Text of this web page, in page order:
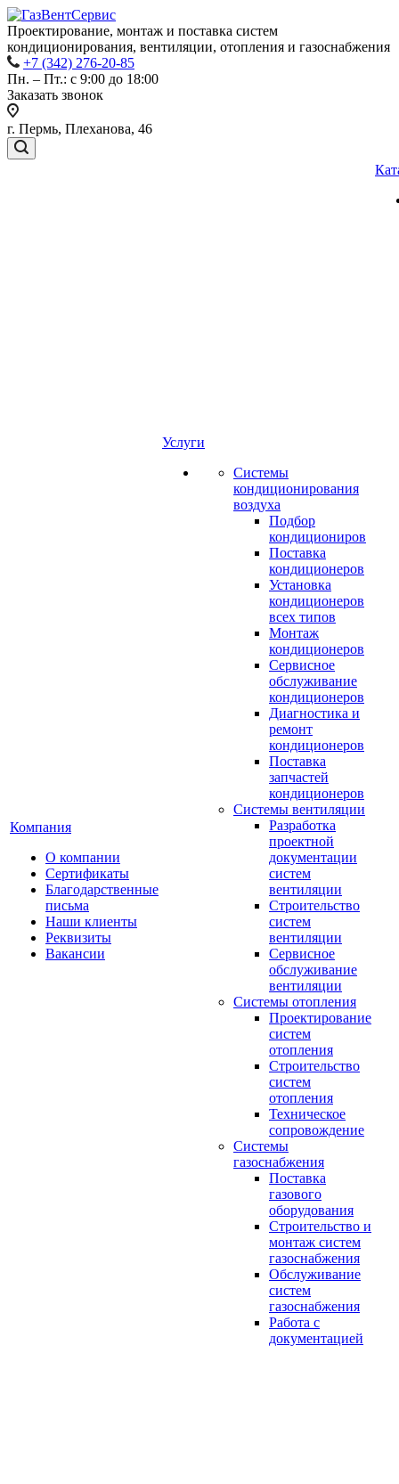
Проектирование, монтаж и поставка систем
кондиционирования, вентиляции, отопления и газоснабжения
+7 (342) 276-20-85
Пн. – Пт.: с 9:00 до 18:00
Заказать звонок
г. Пермь, Плеханова, 46
Компания
О компании
Сертификаты
Благодарственные
письма
Наши клиенты
Реквизиты
Вакансии
Услуги
Системы
кондиционирования
воздуха
Подбор
кондициониров
Поставка
кондиционеров
Установка
кондиционеров
всех типов
Монтаж
кондиционеров
Сервисное
обслуживание
кондиционеров
Диагностика и
ремонт
кондиционеров
Поставка
запчастей
кондиционеров
Системы вентиляции
Разработка
проектной
документации
систем
вентиляции
Строительство
систем
вентиляции
Сервисное
обслуживание
вентиляции
Системы отопления
Проектирование
систем
отопления
Строительство
систем
отопления
Техническое
сопровождение
Системы
газоснабжения
Поставка
газового
оборудования
Строительство и
монтаж систем
газоснабжения
Обслуживание
систем
газоснабжения
Работа с
документацией